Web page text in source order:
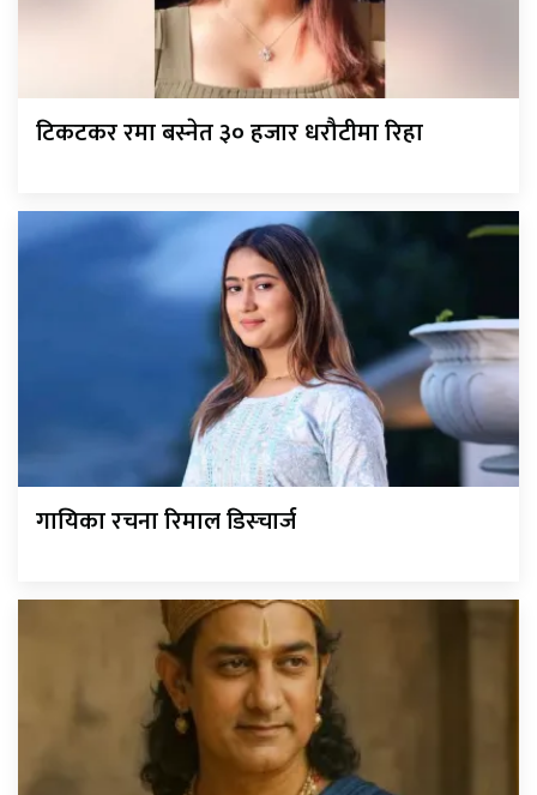
टिकटकर रमा बस्नेत ३० हजार धरौटीमा रिहा
गायिका रचना रिमाल डिस्चार्ज